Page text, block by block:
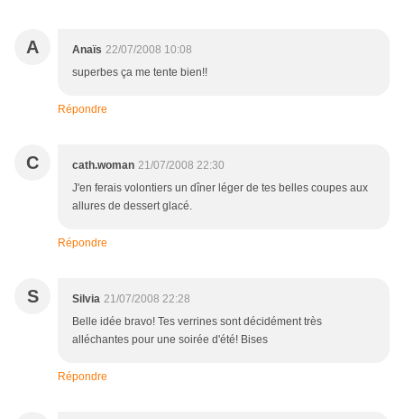
A Anaïs 22/07/2008 10:08
superbes ça me tente bien!!
Répondre
C cath.woman 21/07/2008 22:30
J'en ferais volontiers un dîner léger de tes belles coupes aux
allures de dessert glacé.
Répondre
S Silvia 21/07/2008 22:28
Belle idée bravo! Tes verrines sont décidément très
alléchantes pour une soirée d'été! Bises
Répondre